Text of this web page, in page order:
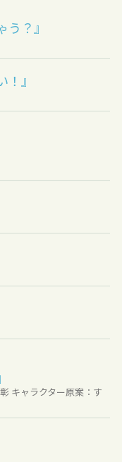
？』
』
キャラクター原案：す